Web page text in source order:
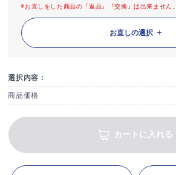
※お直しをした商品の『返品』『交換』は出来ません。
お直しの選択
選択内容：
商品価格
カートに入れる